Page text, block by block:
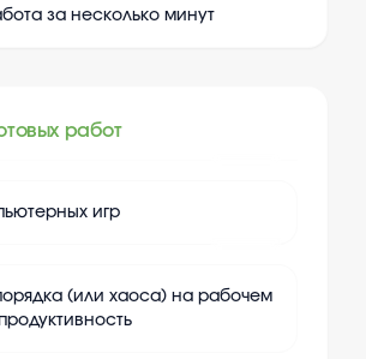
за несколько минут
работ
игр
(или хаоса) на рабочем